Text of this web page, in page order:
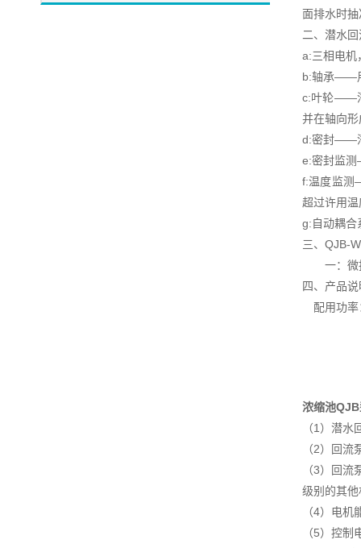
面排水时
二、潜水
a:三相电机
b:轴承——
c:叶轮——
并在轴向
d:密封——
e:密封监测
f:温度监测
超过许用
g:自动耦
三、QJB-
一：微扬
四、产品
配用功率
浓缩池
（1）潜
（2）回
（3）回
级别的其
（4）电
（5）控